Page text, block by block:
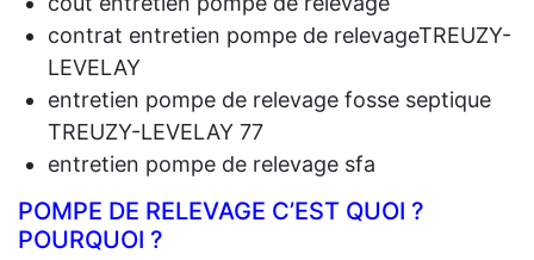
contrat entretien pompe de relevageTREUZY-
LEVELAY
entretien pompe de relevage fosse septique
TREUZY-LEVELAY 77
entretien pompe de relevage sfa
POMPE DE RELEVAGE C’EST QUOI ?
POURQUOI ?